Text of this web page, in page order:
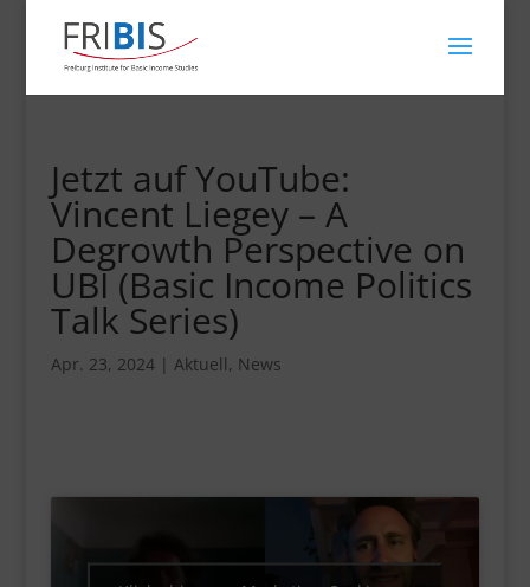
Jetzt auf YouTube:
Vincent Liegey – A
Degrowth Perspective on
UBI (Basic Income Politics
Talk Series)
Apr. 23, 2024| Aktuell, News